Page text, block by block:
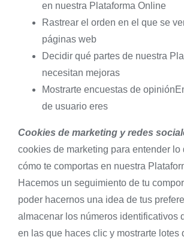
en nuestra Plataforma Online
Rastrear el orden en el que se
páginas web
Decidir qué partes de nuestra
necesitan mejoras
Mostrarte encuestas de
de usuario eres
Cookies de marketing y redes
cookies de marketing para entender lo
cómo te comportas en nuestra
Hacemos un seguimiento de tu
poder hacernos una idea de tus
almacenar los números identificativos
en las que haces clic y mostrarte lotes